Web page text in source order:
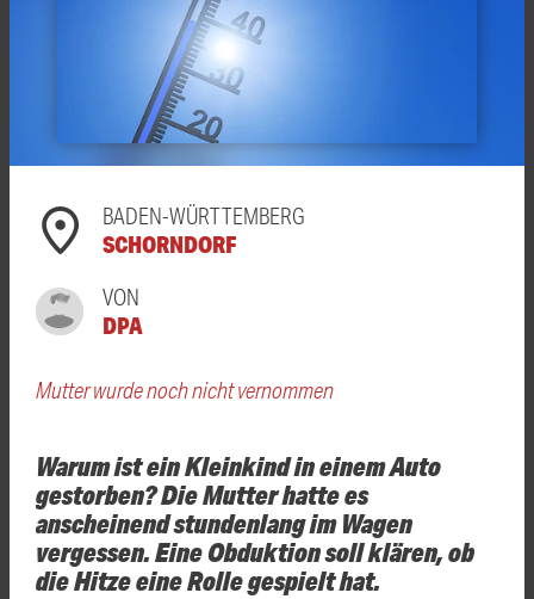
BADEN-WÜRTTEMBERG
SCHORNDORF
VON
DPA
Mutter wurde noch nicht vernommen
Warum ist ein Kleinkind in einem Auto
gestorben? Die Mutter hatte es
anscheinend stundenlang im Wagen
vergessen. Eine Obduktion soll klären, ob
die Hitze eine Rolle gespielt hat.